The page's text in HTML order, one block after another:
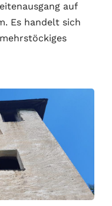
auf
Es handelt sich